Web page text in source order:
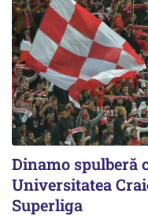
Dinamo spulberă
Universitatea
Superliga